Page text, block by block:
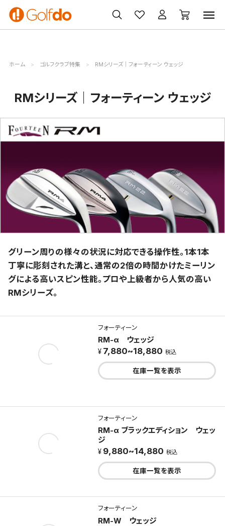
ゴルフ
クラブ
ゴルフ用品
買取
無料査定
クーポン
一覧
ホーム ゴルフクラブ特集 RMシリーズ｜フォーティーン ウェッジ
RMシリーズ｜フォーティーン ウェッジ
グリーン周りの様々の状況に対応できる操作性。1本1本
丁寧に彫刻された溝と、通常の2倍の時間かけたミーリン
グによる高いスピン性能。プロや上級者から人気の高い
RMシリーズ。
フォーティーン
RM-α ウェッジ
7,880~18,880 税込
在庫一覧を表示
フォーティーン
RM-α ブラックエディション ウェッ
ジ
9,880~14,880 税込
在庫一覧を表示
フォーティーン
RM-W ウェッジ